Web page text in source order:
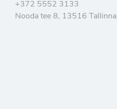
+372 5552 3133
Nooda tee 8, 13516 Tallinna